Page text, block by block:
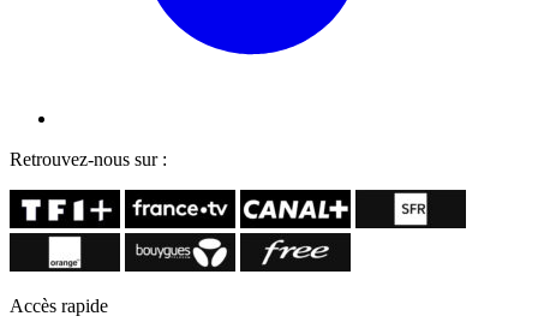
Retrouvez-nous sur :
Accès rapide